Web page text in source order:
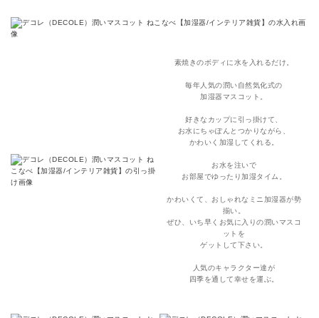
素焼きのボディに水を入れるだけ。
毎年人気の潤い自然気化式の
加湿器マスコット。
好きなカップに引っ掛けて、
お水にちゃぽんとつかりながら、
かわいく加湿してくれる。
お水を注いで
お部屋でゆったり加湿タイム。
かわいくて、おしゃれなミニ加湿器が勢
揃い。
ぜひ、いち早くお気に入りの潤いマスコ
ットを
ゲットして下さい。
人気のキャラクター達が
四季を通して幸せを運ぶ。